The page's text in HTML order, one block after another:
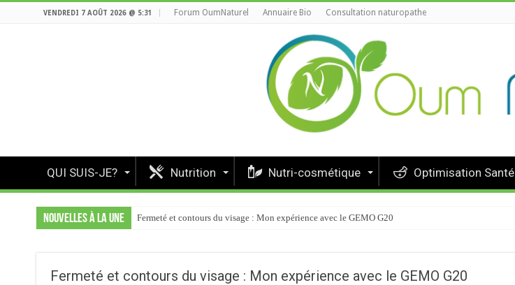
VENDREDI 7 AOÛT 2026 @ 5:31 Forum OumNaturel Annuaire Bio Consultation naturopathe
QUI SUIS-JE? Nutrition Nutri-cosmétique Optimisation Santé
Nouvelles à la une Fermeté et contours du visage : Mon expérience avec le GEMO G20
Fermeté et contours du visage : Mon expérience avec le GEMO G20